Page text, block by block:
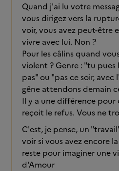
Quand j'ai lu votre
vous dirigez vers la
voir, vous avez peut-être
vivre avec lui. Non ?
Pour les câlins quand
violent ? Genre : "tu pues
pas" ou "pas ce soir,
gêne attendons demain
Il y a une différence pour
reçoit le refus. Vous ne
C'est, je pense, un
voir si vous avez encore
reste pour imaginer une
d'Amour